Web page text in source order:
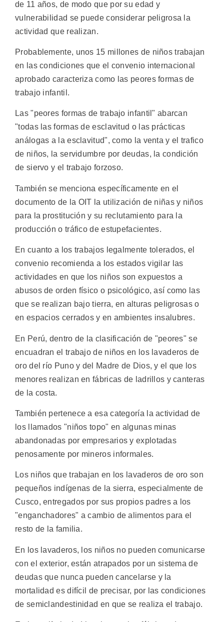
de 11 años, de modo que por su edad y
vulnerabilidad se puede considerar peligrosa la
actividad que realizan.
Probablemente, unos 15 millones de niños trabajan
en las condiciones que el convenio internacional
aprobado caracteriza como las peores formas de
trabajo infantil.
Las "peores formas de trabajo infantil" abarcan
"todas las formas de esclavitud o las prácticas
análogas a la esclavitud", como la venta y el trafico
de niños, la servidumbre por deudas, la condición
de siervo y el trabajo forzoso.
También se menciona específicamente en el
documento de la OIT la utilización de niñas y niños
para la prostitución y su reclutamiento para la
producción o tráfico de estupefacientes.
En cuanto a los trabajos legalmente tolerados, el
convenio recomienda a los estados vigilar las
actividades en que los niños son expuestos a
abusos de orden físico o psicológico, así como las
que se realizan bajo tierra, en alturas peligrosas o
en espacios cerrados y en ambientes insalubres.
En Perú, dentro de la clasificación de "peores" se
encuadran el trabajo de niños en los lavaderos de
oro del río Puno y del Madre de Dios, y el que los
menores realizan en fábricas de ladrillos y canteras
de la costa.
También pertenece a esa categoría la actividad de
los llamados "niños topo" en algunas minas
abandonadas por empresarios y explotadas
penosamente por mineros informales.
Los niños que trabajan en los lavaderos de oro son
pequeños indígenas de la sierra, especialmente de
Cusco, entregados por sus propios padres a los
"enganchadores" a cambio de alimentos para el
resto de la familia.
En los lavaderos, los niños no pueden comunicarse
con el exterior, están atrapados por un sistema de
deudas que nunca pueden cancelarse y la
mortalidad es difícil de precisar, por las condiciones
de semiclandestinidad en que se realiza el trabajo.